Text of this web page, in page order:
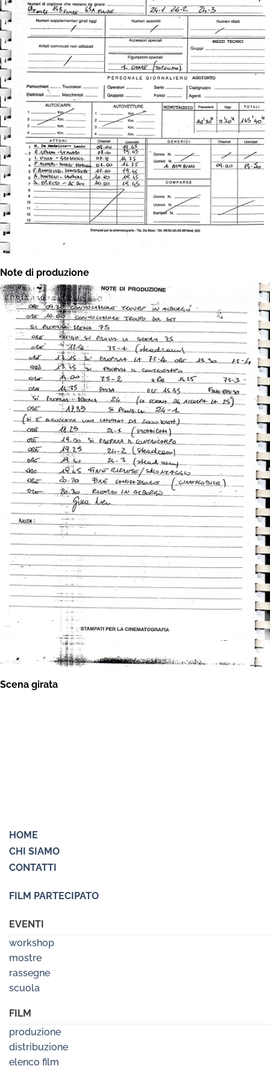
Note di produzione
Scena girata
HOME
CHI SIAMO
CONTATTI
FILM PARTECIPATO
EVENTI
workshop
mostre
rassegne
scuola
FILM
produzione
distribuzione
elenco film